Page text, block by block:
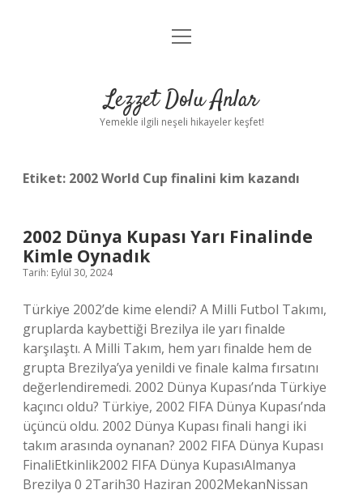
Anasayfa
Yasal Uyarı
menüyü
Lezzet Dolu Anlar
Yemekle ilgili neşeli hikayeler keşfet!
Etiket: 2002 World Cup finalini kim kazandı
2002 Dünya Kupası Yarı Finalinde
Kimle Oynadık
Tarih: Eylül 30, 2024
Türkiye 2002’de kime elendi? A Milli Futbol Takımı,
gruplarda kaybettiği Brezilya ile yarı finalde
karşılaştı. A Milli Takım, hem yarı finalde hem de
grupta Brezilya’ya yenildi ve finale kalma fırsatını
değerlendiremedi. 2002 Dünya Kupası’nda Türkiye
kaçıncı oldu? Türkiye, 2002 FIFA Dünya Kupası’nda
üçüncü oldu. 2002 Dünya Kupası finali hangi iki
takım arasında oynanan? 2002 FIFA Dünya Kupası
FinaliEtkinlik2002 FIFA Dünya KupasıAlmanya
Brezilya 0 2Tarih30 Haziran 2002MekanNissan